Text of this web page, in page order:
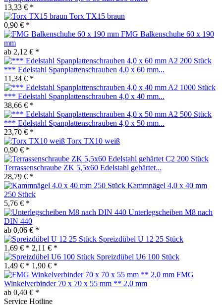
13,33 € *
Torx TX15 braun
0,90 € *
FMG Balkenschuhe 60 x 190
mm
ab 2,12 € *
*** Edelstahl Spanplattenschrauben 4,0 x 60 mm...
11,34 € *
*** Edelstahl Spanplattenschrauben 4,0 x 40 mm...
38,66 € *
*** Edelstahl Spanplattenschrauben 4,0 x 50 mm...
23,70 € *
Torx TX10 weiß
0,90 € *
Terrassenschraube ZK 5,5x60 Edelstahl gehärtet...
28,79 € *
Kammnägel 4,0 x 40 mm
250 Stück
5,76 € *
Unterlegscheiben M8 nach
DIN 440
ab 0,06 € *
Spreizdübel U 12 25 Stück
1,69 € * 2,11 € *
Spreizdübel U6 100 Stück
1,49 € * 1,90 € *
FMG
Winkelverbinder 70 x 70 x 55 mm ** 2,0 mm
ab 0,40 € *
Service Hotline